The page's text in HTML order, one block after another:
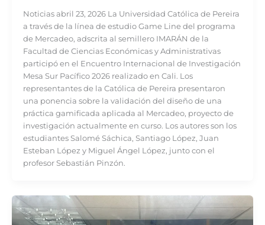
Noticias abril 23, 2026 La Universidad Católica de Pereira
a través de la línea de estudio Game Line del programa
de Mercadeo, adscrita al semillero IMARÁN de la
Facultad de Ciencias Económicas y Administrativas
participó en el Encuentro Internacional de Investigación
Mesa Sur Pacífico 2026 realizado en Cali. Los
representantes de la Católica de Pereira presentaron
una ponencia sobre la validación del diseño de una
práctica gamificada aplicada al Mercadeo, proyecto de
investigación actualmente en curso. Los autores son los
estudiantes Salomé Sáchica, Santiago López, Juan
Esteban López y Miguel Ángel López, junto con el
profesor Sebastián Pinzón.